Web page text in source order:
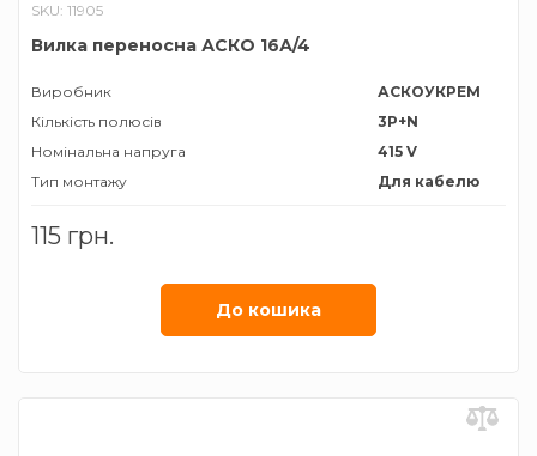
SKU: 11905
Вилка переносна АСКО 16А/4
Виробник
АСКОУКРЕМ
Кількість полюсів
3P+N
Номінальна напруга
415 V
Тип монтажу
Для кабелю
115 грн.
До кошика